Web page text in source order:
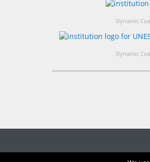
Dynamic
Dynamic